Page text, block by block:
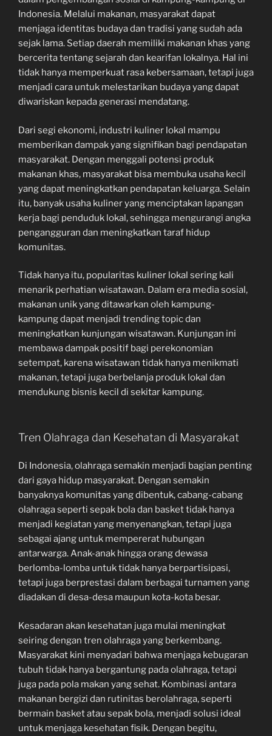
Indonesia. Melalui makanan, masyarakat dapat
menjaga identitas budaya dan tradisi yang sudah ada
sejak lama. Setiap daerah memiliki makanan khas yang
bercerita tentang sejarah dan kearifan lokalnya. Hal ini
tidak hanya memperkuat rasa kebersamaan, tetapi juga
menjadi cara untuk melestarikan budaya yang dapat
diwariskan kepada generasi mendatang.
Dari segi ekonomi, industri kuliner lokal mampu
memberikan dampak yang signifikan bagi pendapatan
masyarakat. Dengan menggali potensi produk
makanan khas, masyarakat bisa membuka usaha kecil
yang dapat meningkatkan pendapatan keluarga. Selain
itu, banyak usaha kuliner yang menciptakan lapangan
kerja bagi penduduk lokal, sehingga mengurangi angka
pengangguran dan meningkatkan taraf hidup
komunitas.
Tidak hanya itu, popularitas kuliner lokal sering kali
menarik perhatian wisatawan. Dalam era media sosial,
makanan unik yang ditawarkan oleh kampung-
kampung dapat menjadi trending topic dan
meningkatkan kunjungan wisatawan. Kunjungan ini
membawa dampak positif bagi perekonomian
setempat, karena wisatawan tidak hanya menikmati
makanan, tetapi juga berbelanja produk lokal dan
mendukung bisnis kecil di sekitar kampung.
Tren Olahraga dan Kesehatan di Masyarakat
Di Indonesia, olahraga semakin menjadi bagian penting
dari gaya hidup masyarakat. Dengan semakin
banyaknya komunitas yang dibentuk, cabang-cabang
olahraga seperti sepak bola dan basket tidak hanya
menjadi kegiatan yang menyenangkan, tetapi juga
sebagai ajang untuk mempererat hubungan
antarwarga. Anak-anak hingga orang dewasa
berlomba-lomba untuk tidak hanya berpartisipasi,
tetapi juga berprestasi dalam berbagai turnamen yang
diadakan di desa-desa maupun kota-kota besar.
Kesadaran akan kesehatan juga mulai meningkat
seiring dengan tren olahraga yang berkembang.
Masyarakat kini menyadari bahwa menjaga kebugaran
tubuh tidak hanya bergantung pada olahraga, tetapi
juga pada pola makan yang sehat. Kombinasi antara
makanan bergizi dan rutinitas berolahraga, seperti
bermain basket atau sepak bola, menjadi solusi ideal
untuk menjaga kesehatan fisik. Dengan begitu,